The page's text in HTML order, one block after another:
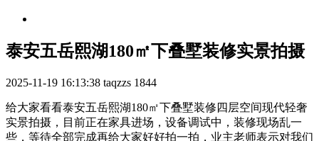
泰安五岳熙湖180㎡下叠墅装修实景拍摄
2025-11-19 16:13:38 taqzzs 1844
给大家看看泰安五岳熙湖180㎡下叠墅装修四层空间现代轻奢
实景拍摄，目前正在家具进场，设备调试中，装修现场乱一
些，等待全部完成再给大家好好拍一拍，业主老师表示对我们